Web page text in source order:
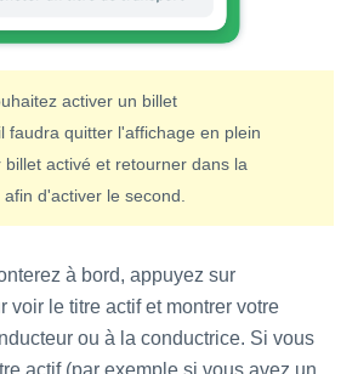
activer un billet
faudra quitter l'affichage en plein
activé et retourner dans la
d'activer le second.
à bord, appuyez sur
voir le titre actif et montrer votre
ou à la conductrice. Si vous
actif (par exemple si vous avez un